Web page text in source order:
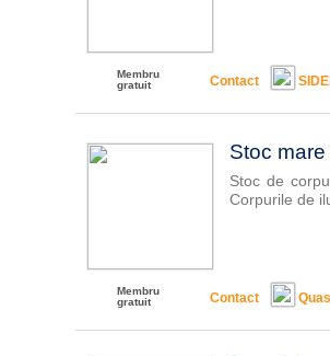
Membru
gratuit
Contact
Stoc
Stoc de
Corpurile de
Membru
gratuit
Contact